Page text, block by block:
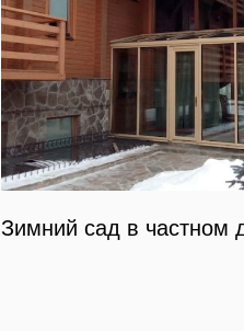
Зимний сад в частном